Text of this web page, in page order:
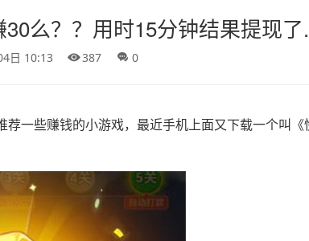
么？？用时15分钟结果提现
日 10:13 387 0
一些赚钱的小游戏，最近手机上面又下载一个叫《